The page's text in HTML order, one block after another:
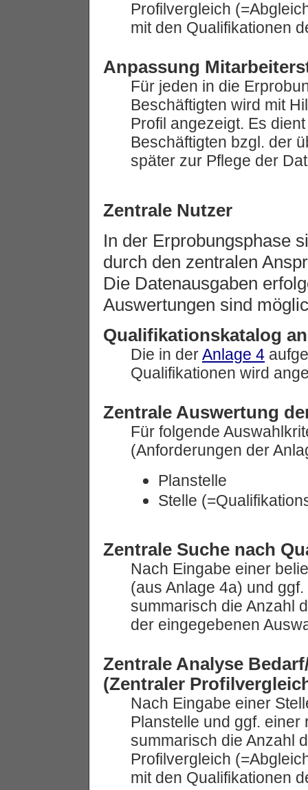
Profilvergleich
mit den Qualifikationen
Anpassung
Für jeden in die
Beschäftigten wird mit
Profil angezeigt. Es
Beschäftigten bzgl. der
später zur Pflege der
Zentrale Nutzer
In der Erprobungsphase
durch den zentralen
Die Datenausgaben
Auswertungen sind
Qualifikationskatalog
Die in derAnlage 4
Qualifikationen wird
Zentrale Auswertung
Für folgende
(Anforderungen der
Planstelle
Stelle
Zentrale Suche nach
Nach Eingabe einer
(aus Anlage 4a) und
summarisch die Anzahl
der eingegebenen
Zentrale Analyse
(Zentraler
Nach Eingabe einer
Planstelle und ggf.
summarisch die Anzahl
Profilvergleich
mit den Qualifikationen